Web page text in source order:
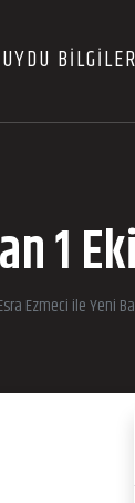
UYDU
1
Ezmeci ile Yeni